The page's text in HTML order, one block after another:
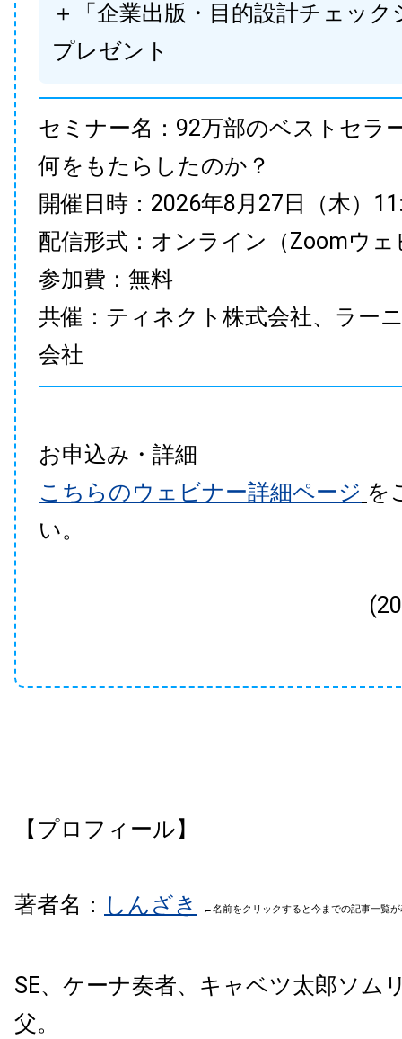
＋「企業出版・目的設計チェック
プレゼント
セミナー名：92万部のベストセラ
何をもたらしたのか？
開催日時：2026年8月27日（木）
配信形式：オンライン（Zoomウェ
参加費：無料
共催：ティネクト株式会社、ラー
会社
お申込み・詳細
こちらのウェビナー詳細ページ を
い。
【プロフィール】
著者名： しん ざき ←名前をクリックすると今までの記事一覧
SE、ケーナ奏者、キャベツ太郎ソム
父。